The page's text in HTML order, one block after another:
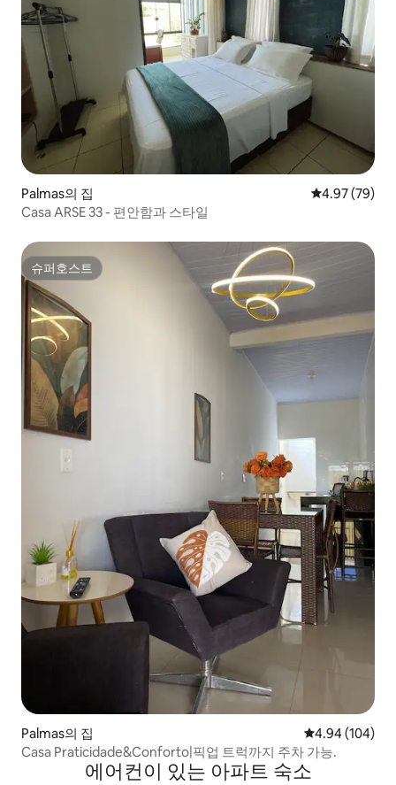
Palmas의 집 평점 4.97점(5
4.97 (79)
Casa ARSE 33 - 편안함과 스타일
슈퍼호스트
슈퍼호스트
Palmas의 집 평점 4.94점(5
4.94 (104)
Casa Praticidade&Conforto|픽업 트럭까지 주차 가능.
에어컨이 있는 아파트 숙소